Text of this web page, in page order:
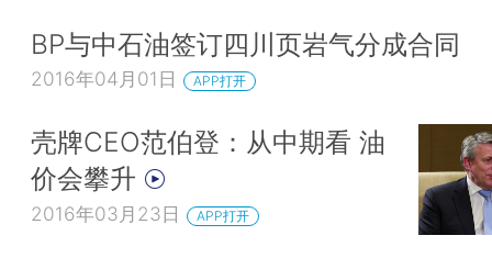
BP与中石油签订四川页岩气分成合同
2016年04月01日 APP打开
壳牌CEO范伯登：从中期看 油
价会攀升
2016年03月23日 APP打开